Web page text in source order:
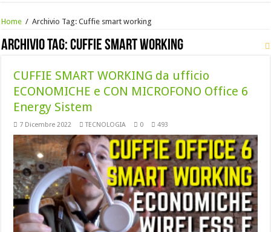
Home / Archivio Tag:Cuffie smart working
Archivio Tag:Cuffie smart working
CUFFIE SMART WORKING da ufficio
ECONOMICHE e CON MICROFONO Office 6
Energy Sistem
7 Dicembre 2022 TECNOLOGIA 0 493